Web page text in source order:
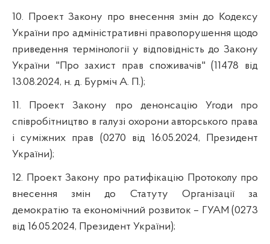
10. Проект Закону про внесення змін до Кодексу
України про адміністративні правопорушення щодо
приведення термінології у відповідність до Закону
України "Про захист прав споживачів" (11478 від
13.08.2024, н. д. Бурміч А. П.);
11. Проект Закону про денонсацію Угоди про
співробітництво в галузі охорони авторського права
і суміжних прав (0270 від 16.05.2024, Президент
України);
12. Проект Закону про ратифікацію Протоколу про
внесення змін до Статуту Організації за
демократію та економічний розвиток – ГУАМ (0273
від 16.05.2024, Президент України);